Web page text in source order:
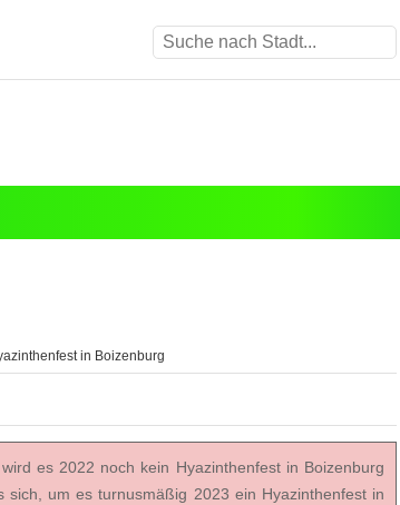
in Boizenburg
es 2022 noch kein Hyazinthenfest in Boizenburg
um es turnusmäßig 2023 ein Hyazinthenfest in